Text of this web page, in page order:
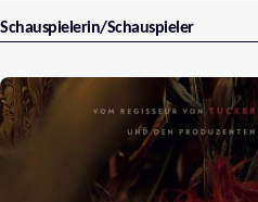
Schauspielerin/Schauspieler